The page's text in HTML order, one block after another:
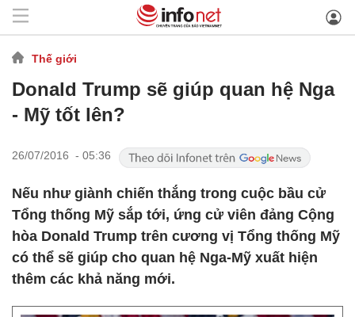
Thế giới
Donald Trump sẽ giúp quan hệ Nga
- Mỹ tốt lên?
26/07/2016 - 05:36
Nếu như giành chiến thắng trong cuộc bầu cử
Tổng thống Mỹ sắp tới, ứng cử viên đảng Cộng
hòa Donald Trump trên cương vị Tổng thống Mỹ
có thể sẽ giúp cho quan hệ Nga-Mỹ xuất hiện
thêm các khả năng mới.